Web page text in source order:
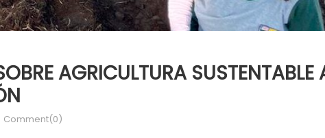
AGRICULTURA SUSTENTABLE
Comment(0)